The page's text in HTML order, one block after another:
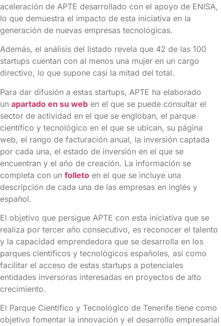
aceleración de APTE desarrollado con el apoyo de ENISA,
lo que demuestra el impacto de esta iniciativa en la
generación de nuevas empresas tecnológicas.
Además, el análisis del listado revela que 42 de las 100
startups cuentan con al menos una mujer en un cargo
directivo, lo que supone casi la mitad del total.
Para dar difusión a estas startups, APTE ha elaborado
un apartado en su web en el que se puede consultar el
sector de actividad en el que se engloban, el parque
científico y tecnológico en el que se ubican, su página
web, el rango de facturación anual, la inversión captada
por cada una, el estado de inversión en el que se
encuentran y el año de creación. La información se
completa con un folleto en el que se incluye una
descripción de cada una de las empresas en inglés y
español.
El objetivo que persigue APTE con esta iniciativa que se
realiza por tercer año consecutivo, es reconocer el talento
y la capacidad emprendedora que se desarrolla en los
parques científicos y tecnológicos españoles, así como
facilitar el acceso de estas startups a potenciales
entidades inversoras interesadas en proyectos de alto
crecimiento.
El Parque Científico y Tecnológico de Tenerife tiene como
objetivo fomentar la innovación y el desarrollo empresarial